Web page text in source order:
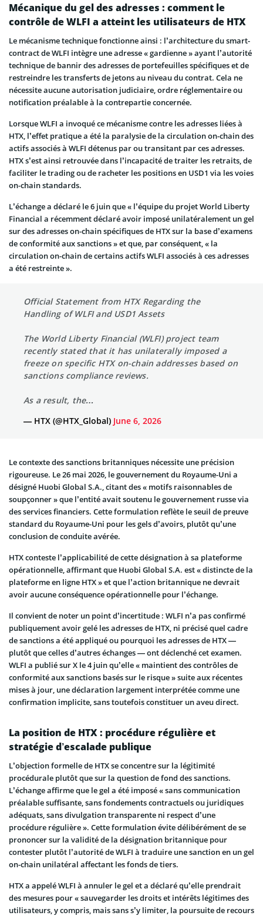
Mécanique du gel des adresses : comment le
contrôle de WLFI a atteint les utilisateurs de HTX
Le mécanisme technique fonctionne ainsi : l’architecture du smart-
contract de WLFI intègre une adresse « gardienne » ayant l’autorité
technique de bannir des adresses de portefeuilles spécifiques et de
restreindre les transferts de jetons au niveau du contrat. Cela ne
nécessite aucune autorisation judiciaire, ordre réglementaire ou
notification préalable à la contrepartie concernée.
Lorsque WLFI a invoqué ce mécanisme contre les adresses liées à
HTX, l’effet pratique a été la paralysie de la circulation on-chain des
actifs associés à WLFI détenus par ou transitant par ces adresses.
HTX s’est ainsi retrouvée dans l’incapacité de traiter les retraits, de
faciliter le trading ou de racheter les positions en USD1 via les voies
on-chain standards.
L’échange a déclaré le 6 juin que « l’équipe du projet World Liberty
Financial a récemment déclaré avoir imposé unilatéralement un gel
sur des adresses on-chain spécifiques de HTX sur la base d’examens
de conformité aux sanctions » et que, par conséquent, « la
circulation on-chain de certains actifs WLFI associés à ces adresses
a été restreinte ».
Official Statement from HTX Regarding the
Handling of WLFI and USD1 Assets
The World Liberty Financial (WLFI) project team
recently stated that it has unilaterally imposed a
freeze on specific HTX on-chain addresses based on
sanctions compliance reviews.
As a result, the…
— HTX (@HTX_Global) June 6, 2026
Le contexte des sanctions britanniques nécessite une précision
rigoureuse. Le 26 mai 2026, le gouvernement du Royaume-Uni a
désigné Huobi Global S.A., citant des « motifs raisonnables de
soupçonner » que l’entité avait soutenu le gouvernement russe via
des services financiers. Cette formulation reflète le seuil de preuve
standard du Royaume-Uni pour les gels d’avoirs, plutôt qu’une
conclusion de conduite avérée.
HTX conteste l’applicabilité de cette désignation à sa plateforme
opérationnelle, affirmant que Huobi Global S.A. est « distincte de la
plateforme en ligne HTX » et que l’action britannique ne devrait
avoir aucune conséquence opérationnelle pour l’échange.
Il convient de noter un point d’incertitude : WLFI n’a pas confirmé
publiquement avoir gelé les adresses de HTX, ni précisé quel cadre
de sanctions a été appliqué ou pourquoi les adresses de HTX —
plutôt que celles d’autres échanges — ont déclenché cet examen.
WLFI a publié sur X le 4 juin qu’elle « maintient des contrôles de
conformité aux sanctions basés sur le risque » suite aux récentes
mises à jour, une déclaration largement interprétée comme une
confirmation implicite, sans toutefois constituer un aveu direct.
La position de HTX : procédure régulière et
stratégie d’escalade publique
L’objection formelle de HTX se concentre sur la légitimité
procédurale plutôt que sur la question de fond des sanctions.
L’échange affirme que le gel a été imposé « sans communication
préalable suffisante, sans fondements contractuels ou juridiques
adéquats, sans divulgation transparente ni respect d’une
procédure régulière ». Cette formulation évite délibérément de se
prononcer sur la validité de la désignation britannique pour
contester plutôt l’autorité de WLFI à traduire une sanction en un gel
on-chain unilatéral affectant les fonds de tiers.
HTX a appelé WLFI à annuler le gel et a déclaré qu’elle prendrait
des mesures pour « sauvegarder les droits et intérêts légitimes des
utilisateurs, y compris, mais sans s’y limiter, la poursuite de recours